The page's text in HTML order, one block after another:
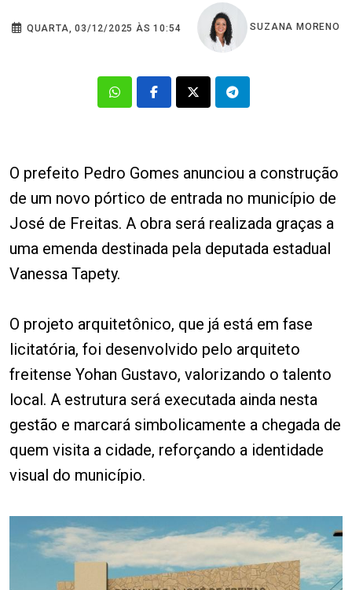
QUARTA, 03/12/2025 ÀS 10:54 SUZANA MORENO
O prefeito Pedro Gomes anunciou a construção
de um novo pórtico de entrada no município de
José de Freitas. A obra será realizada graças a
uma emenda destinada pela deputada estadual
Vanessa Tapety.
O projeto arquitetônico, que já está em fase
licitatória, foi desenvolvido pelo arquiteto
freitense Yohan Gustavo, valorizando o talento
local. A estrutura será executada ainda nesta
gestão e marcará simbolicamente a chegada de
quem visita a cidade, reforçando a identidade
visual do município.